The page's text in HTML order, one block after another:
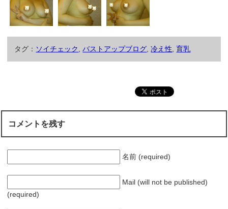
タグ： ソイチェック ,バストアップブログ ,冷え性 ,育乳
コメントを残す
名前 (required)
Mail (will not be published)
(required)